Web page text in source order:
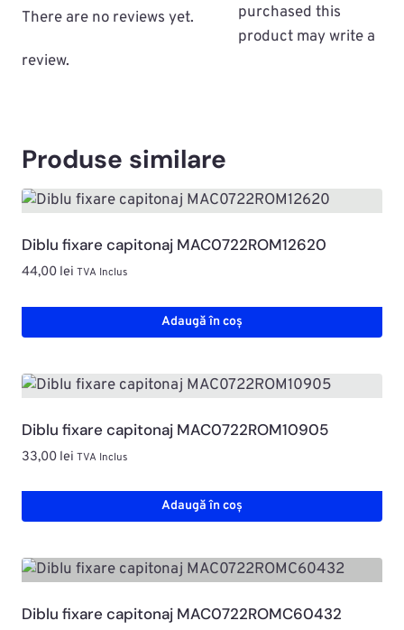
There are no reviews yet.
purchased this
product may write a
review.
Produse similare
Diblu fixare capitonaj MAC0722ROM12620
44,00 lei TVA Inclus
Adaugă în coș
Diblu fixare capitonaj MAC0722ROM10905
33,00 lei TVA Inclus
Adaugă în coș
Diblu fixare capitonaj MAC0722ROMC60432